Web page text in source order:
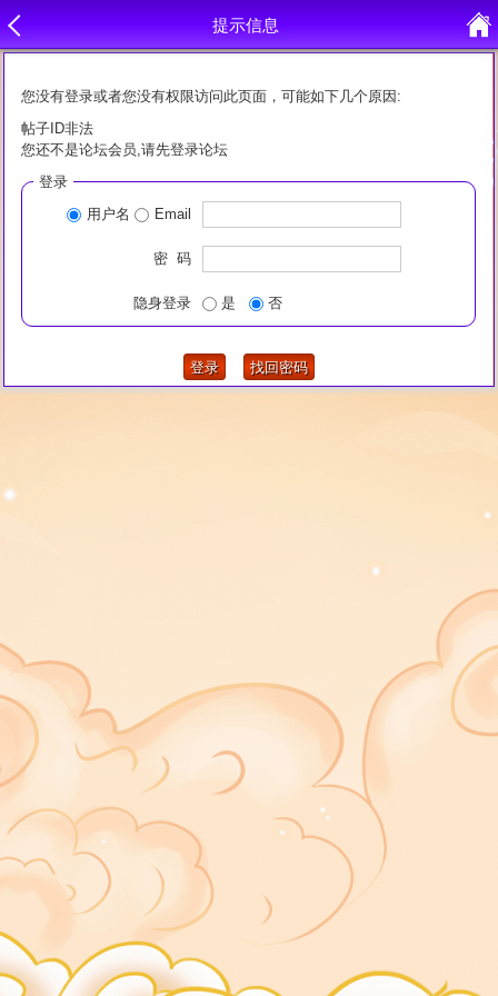
提示信息
您没有登录或者您没有权限访问此页面，可能如下几个原因:
帖子ID非法
您还不是论坛会员,请先登录论坛
登录
用户名
Email
密 码
隐身登录 是 否